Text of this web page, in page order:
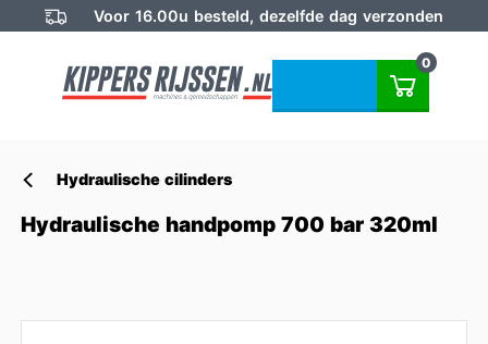
Voor 16.00u besteld, dezelfde dag verzonden
0
Hydraulische cilinders
Hydraulische handpomp 700 bar 320ml